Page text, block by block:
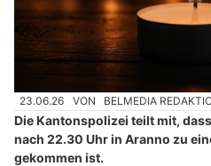
23.06.26 VON BELMEDIA
Die Kantonspolizei teilt mit,
nach 22.30 Uhr in Aranno zu
gekommen ist.